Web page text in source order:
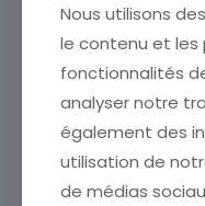
chine
Thème
Monument, Bâtiment
Sous-thème
Religieux
Période
CARTE POSTALE
VUE GENERALE
ÉTAT VOIR SCAN
boutique afin de
Nous utilisons
le contenu et les
fonctionnalités
analyser notre
également des
utilisation de
de médias